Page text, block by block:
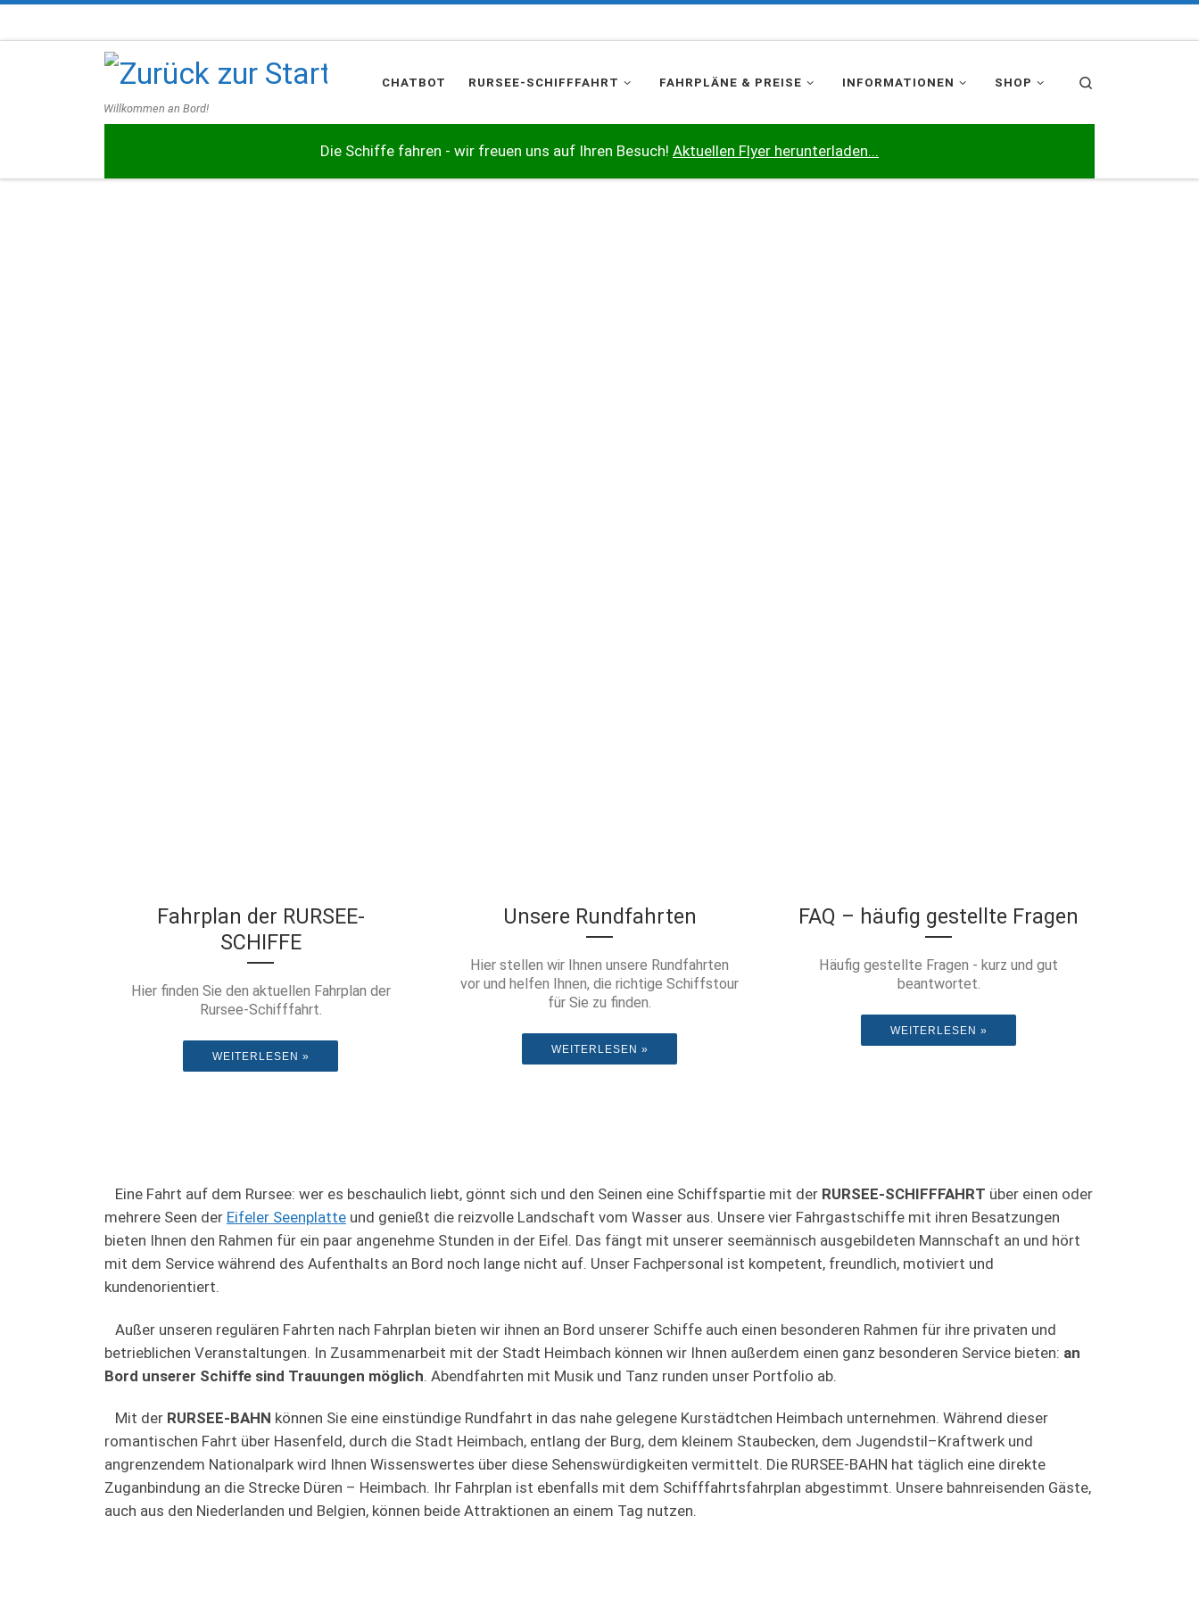
Willkommen an Bord!
CHATBOT RURSEE-SCHIFFFAHRT FAHRPLÄNE & PREISE INFORMATIONEN SHOP
Die Schiffe fahren - wir freuen uns auf Ihren Besuch! Aktuellen Flyer herunterladen...
St. Nikolaus
Seit 2018 in Dienst, ist die St. Nikolaus das neue Highlight auf dem
Obersee!
Fahrplan der RURSEE-
SCHIFFE
Hier finden Sie den aktuellen Fahrplan der
Rursee-Schifffahrt.
WEITERLESEN »
Unsere Rundfahrten
Hier stellen wir Ihnen unsere Rundfahrten
vor und helfen Ihnen, die richtige Schiffstour
für Sie zu finden.
WEITERLESEN »
FAQ – häufig gestellte Fragen
Häufig gestellte Fragen - kurz und gut
beantwortet.
WEITERLESEN »
Eine Fahrt auf dem Rursee: wer es beschaulich liebt, gönnt sich und den Seinen eine Schiffspartie mit der RURSEE-SCHIFFFAHRT über einen oder
mehrere Seen der Eifeler Seenplatte und genießt die reizvolle Landschaft vom Wasser aus. Unsere vier Fahrgastschiffe mit ihren Besatzungen
bieten Ihnen den Rahmen für ein paar angenehme Stunden in der Eifel. Das fängt mit unserer seemännisch ausgebildeten Mannschaft an und hört
mit dem Service während des Aufenthalts an Bord noch lange nicht auf. Unser Fachpersonal ist kompetent, freundlich, motiviert und
kundenorientiert.
Außer unseren regulären Fahrten nach Fahrplan bieten wir ihnen an Bord unserer Schiffe auch einen besonderen Rahmen für ihre privaten und
betrieblichen Veranstaltungen. In Zusammenarbeit mit der Stadt Heimbach können wir Ihnen außerdem einen ganz besonderen Service bieten: an
Bord unserer Schiffe sind Trauungen möglich. Abendfahrten mit Musik und Tanz runden unser Portfolio ab.
Mit der RURSEE-BAHN können Sie eine einstündige Rundfahrt in das nahe gelegene Kurstädtchen Heimbach unternehmen. Während dieser
romantischen Fahrt über Hasenfeld, durch die Stadt Heimbach, entlang der Burg, dem kleinem Staubecken, dem Jugendstil–Kraftwerk und
angrenzendem Nationalpark wird Ihnen Wissenswertes über diese Sehenswürdigkeiten vermittelt. Die RURSEE-BAHN hat täglich eine direkte
Zuganbindung an die Strecke Düren – Heimbach. Ihr Fahrplan ist ebenfalls mit dem Schifffahrtsfahrplan abgestimmt. Unsere bahnreisenden Gäste,
auch aus den Niederlanden und Belgien, können beide Attraktionen an einem Tag nutzen.